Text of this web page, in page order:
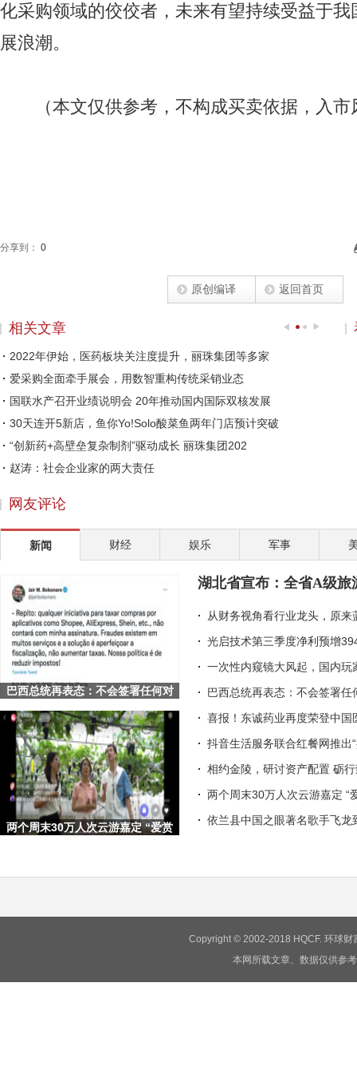
化采购领域的佼佼者，未来有望持续受益于
展浪潮。
（本文仅供参考，不构成买卖依据，入市
分享到： 0
原创编译 返回首页
相关文章
2022年伊始，医药板块关注度提升，丽珠集团等多家
爱采购全面牵手展会，用数智重构传统采销业态
国联水产召开业绩说明会 20年推动国内国际双核发展
30天连开5新店，鱼你Yo!Solo酸菜鱼两年门店预计突破
“创新药+高壁垒复杂制剂”驱动成长 丽珠集团202
赵涛：社会企业家的两大责任
精致外观 出色配置 体验一汽丰田凌放
洋河“天下第一坛”落成，马勇：这是一份给未来的
从幕后到台前，李海珍的国货美妆CEO之路
皇氏集团考察巴国奶水牛产业 致力于破解“卡脖子
完美世界伊迪：以二次元游戏为桥，让传统文化走向
网友评论
新闻 财经 娱乐 军事
巴西总统再表态：不会签署任何对
两个周末30万人次云游嘉定 “爱赏
湖北省宣布：全省A级
从财务视角看行业龙头，原
光启技术第三季度净利预增
一次性内窥镜大风起，国内玩
巴西总统再表态：不会签署
喜报！东诚药业再度荣登中国
抖音生活服务联合红餐网推出
相约金陵，研讨资产配置 砺
两个周末30万人次云游嘉定 “
依兰县中国之眼著名歌手飞龙
Copyright © 2002-2018 HQCF. 环球
本网所载文章、数据仅供参